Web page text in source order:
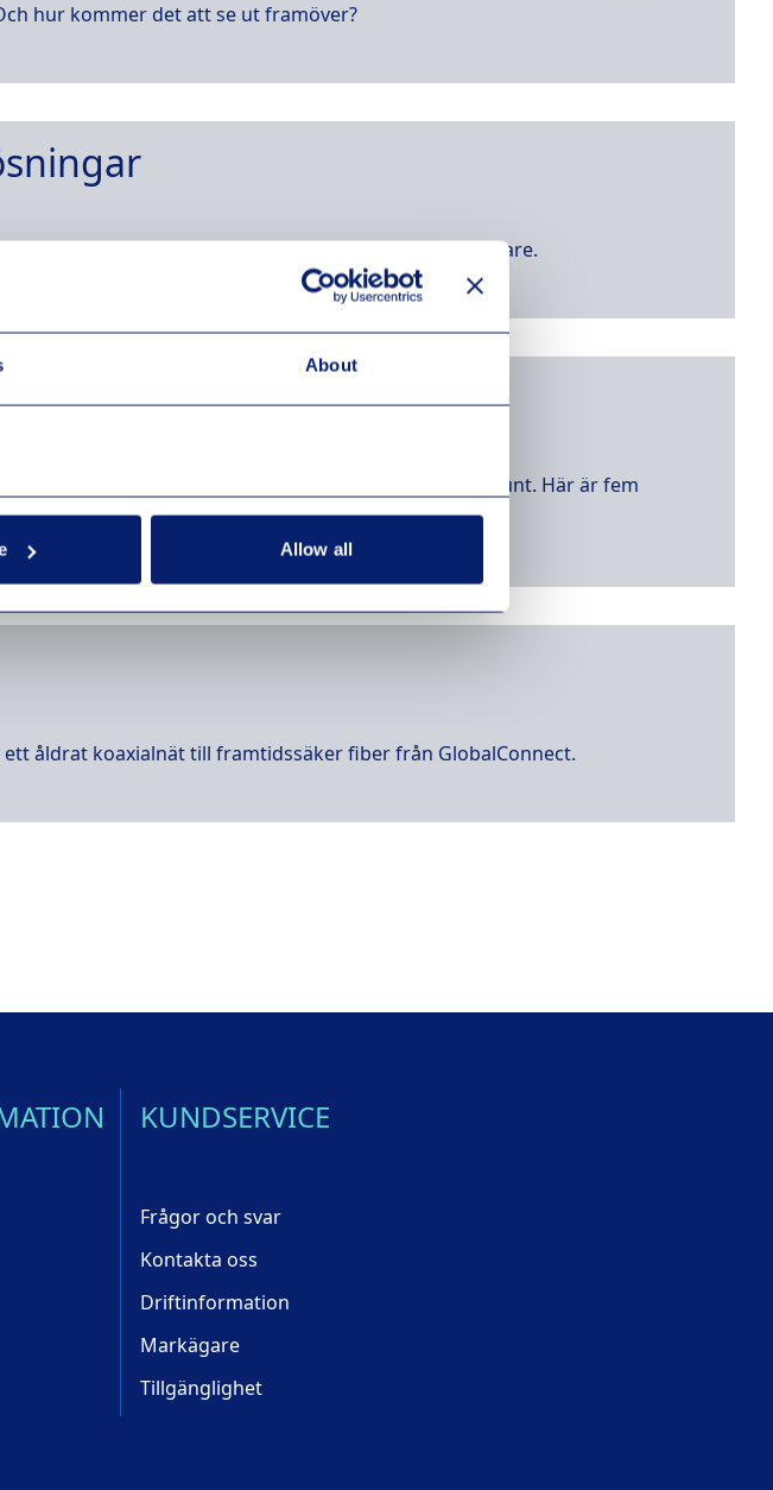
About
Allow all
hur kommer det att se ut framöver?
nätverk, får bättre WiFi-täckning och surfar snabbare.
bäst uppkoppling!
jobba, streama och surfa precis som hemma – året runt. Här är fem
åldrat koaxialnät till framtidssäker fiber från GlobalConnect.
KUNDSERVICE
Frågor och svar
Kontakta oss
Driftinformation
Markägare
Tillgänglighet